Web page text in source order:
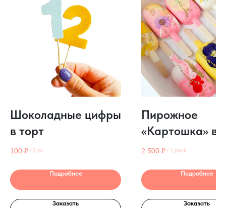
Шоколадные цифры
в торт
100 ₽ / 1 pc
Подробнее
Заказать
Пирожное
«Картошка» в
эскимо
2 500 ₽ / 1 pack
Подробнее
Заказать